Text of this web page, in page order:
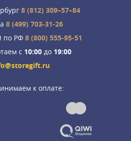
8 (812) 309–57–84
8 (499) 703-31-26
по РФ8 (800) 555-95-51
с 10:00до 19:00
к оплате: